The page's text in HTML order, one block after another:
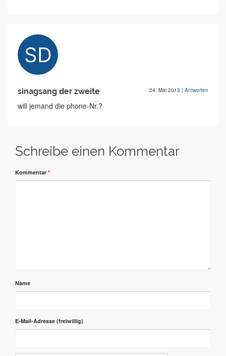
sinagsang der zweite 24. Mai 2013 | Antworten
will jemand die phone-Nr.?
Schreibe einen Kommentar
Kommentar *
Name
E-Mail-Adresse